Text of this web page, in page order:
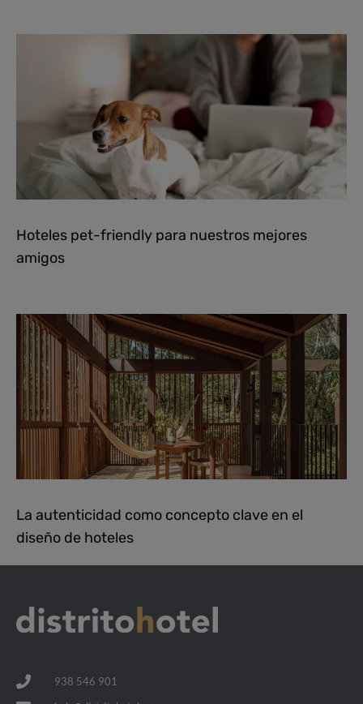
Hoteles pet-friendly para nuestros mejores
amigos
La autenticidad como concepto clave en el
diseño de hoteles
938 546 901